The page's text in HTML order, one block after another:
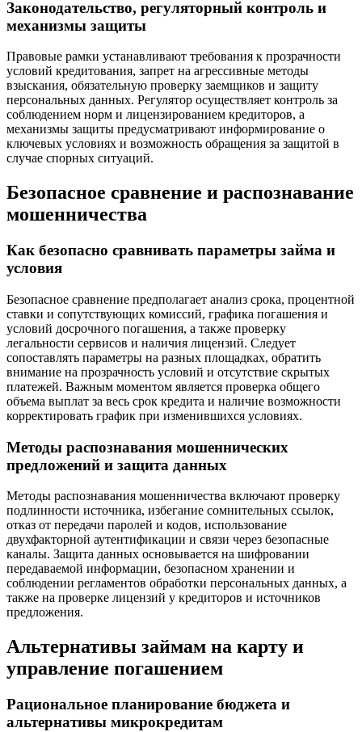
Законодательство, регуляторный контроль и
механизмы защиты
Правовые рамки устанавливают требования к прозрачности
условий кредитования, запрет на агрессивные методы
взыскания, обязательную проверку заемщиков и защиту
персональных данных. Регулятор осуществляет контроль за
соблюдением норм и лицензированием кредиторов, а
механизмы защиты предусматривают информирование о
ключевых условиях и возможность обращения за защитой в
случае спорных ситуаций.
Безопасное сравнение и распознавание
мошенничества
Как безопасно сравнивать параметры займа и
условия
Безопасное сравнение предполагает анализ срока, процентной
ставки и сопутствующих комиссий, графика погашения и
условий досрочного погашения, а также проверку
легальности сервисов и наличия лицензий. Следует
сопоставлять параметры на разных площадках, обратить
внимание на прозрачность условий и отсутствие скрытых
платежей. Важным моментом является проверка общего
объема выплат за весь срок кредита и наличие возможности
корректировать график при изменившихся условиях.
Методы распознавания мошеннических
предложений и защита данных
Методы распознавания мошенничества включают проверку
подлинности источника, избегание сомнительных ссылок,
отказ от передачи паролей и кодов, использование
двухфакторной аутентификации и связи через безопасные
каналы. Защита данных основывается на шифровании
передаваемой информации, безопасном хранении и
соблюдении регламентов обработки персональных данных, а
также на проверке лицензий у кредиторов и источников
предложения.
Альтернативы займам на карту и
управление погашением
Рациональное планирование бюджета и
альтернативы микрокредитам